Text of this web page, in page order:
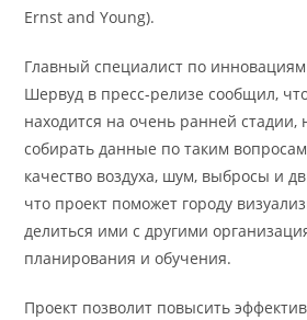
Ernst and Young).
Главный специалист по
Шервуд в пресс-релизе сообщил,
находится на очень ранней стадии,
собирать данные по таким
качество воздуха, шум, выбросы и
что проект поможет городу
делиться ими с другими
планирования и обучения.
Проект позволит повысить